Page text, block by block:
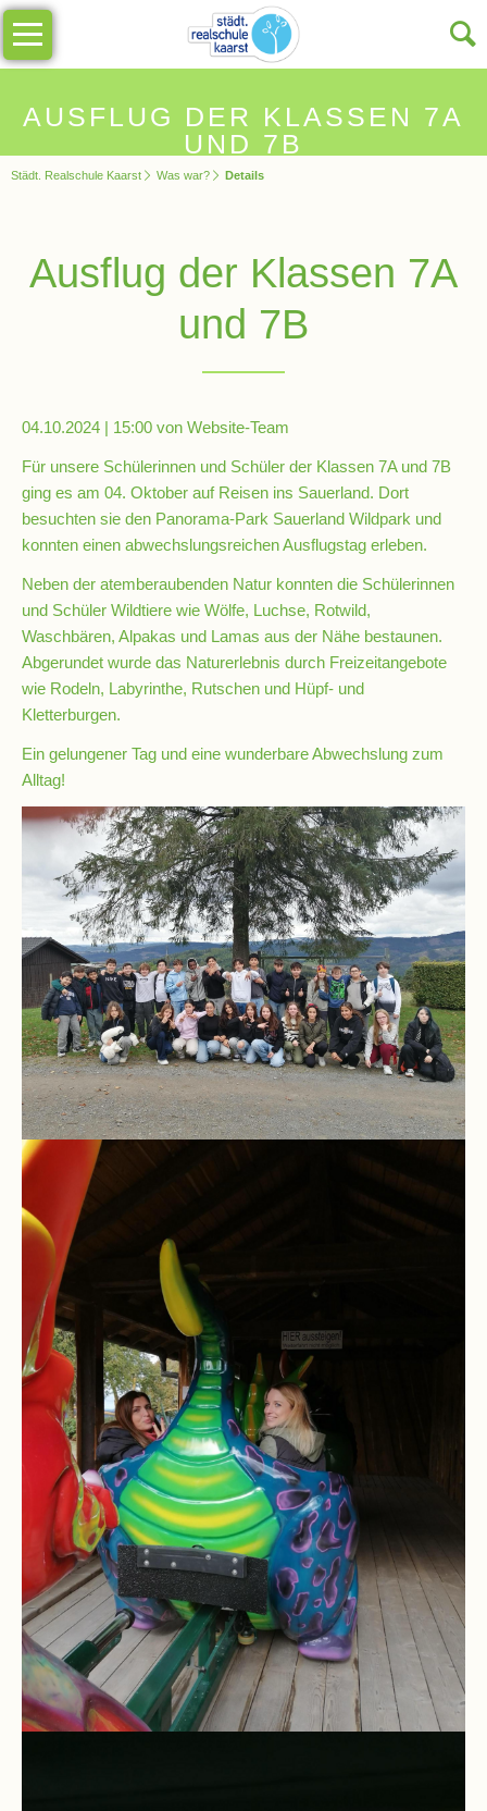
AUSFLUG DER KLASSEN 7A
UND 7B
Navigation
überspringen
Unsere
Schule
Schulinfos
Allgemeine
Impressionen
Kollegium
Schulsozialarbeit
Übermittagsbetreuung
Schülervertretung
(SV)
Schulpflegschaft
Förderverein
Schulchronik
Konzepte
Lehrer-
Raum-
Berufswahlvorbereitung
Hausaufgabenbetreuung
Digitalisierung
Streitschlichtung
Kompetenzteam
Seiteneinsteiger
Methodentraining
Bewegte
Pause
Städt. Realschule Kaarst Was war? Details
Ausflug der Klassen 7A
und 7B
04.10.2024 | 15:00 von Website-Team
Für unsere Schülerinnen und Schüler der Klassen 7A und 7B
ging es am 04. Oktober auf Reisen ins Sauerland. Dort
besuchten sie den Panorama-Park Sauerland Wildpark und
konnten einen abwechslungsreichen Ausflugstag erleben.
Neben der atemberaubenden Natur konnten die Schülerinnen
und Schüler Wildtiere wie Wölfe, Luchse, Rotwild,
Waschbären, Alpakas und Lamas aus der Nähe bestaunen.
Abgerundet wurde das Naturerlebnis durch Freizeitangebote
wie Rodeln, Labyrinthe, Rutschen und Hüpf- und
Kletterburgen.
Ein gelungener Tag und eine wunderbare Abwechslung zum
Alltag!